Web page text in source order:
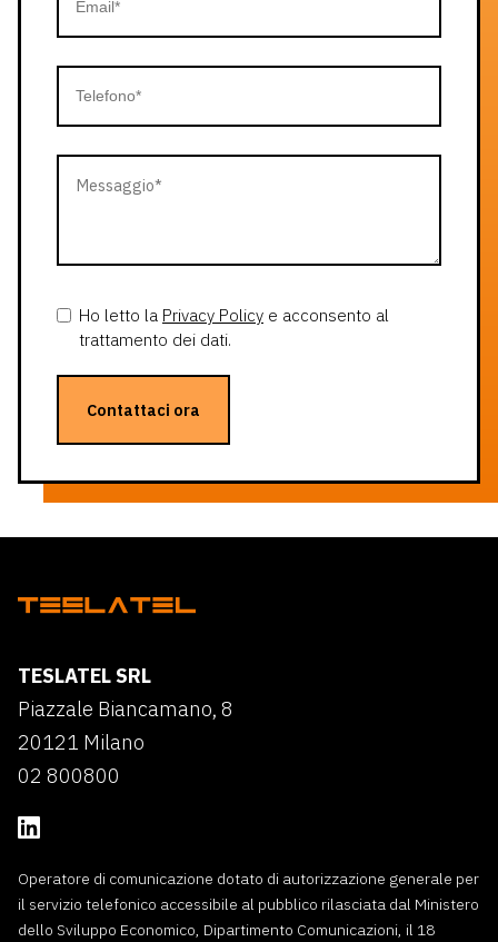
Ho letto la Privacy Policy e acconsento al
trattamento dei dati.
Contattaci ora
TESLATEL SRL
Piazzale Biancamano, 8
20121 Milano
02 800800
Operatore di comunicazione dotato di autorizzazione generale per
il servizio telefonico accessibile al pubblico rilasciata dal Ministero
dello Sviluppo Economico, Dipartimento Comunicazioni, il 18